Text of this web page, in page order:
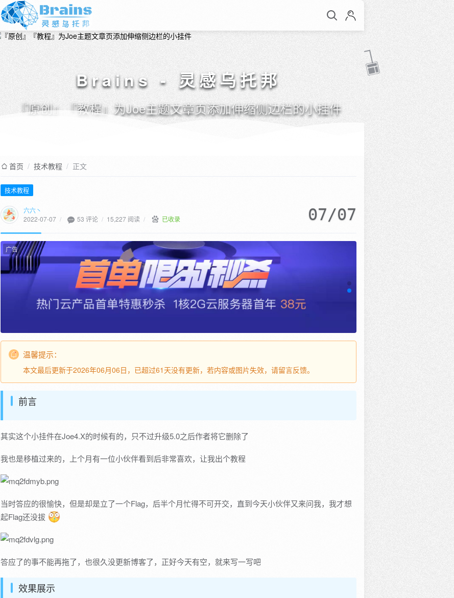
Brains - 灵感乌托邦
『原创』『教程』为Joe主题文章页添加伸缩侧边栏的小挂件
首页 / 技术教程 / 正文
技术教程
六六丶
2022-07-07 / 53 评论 / 15,227 阅读 / 已收录 07/07
广告
温馨提示：
本文最后更新于2026年06月06日，已超过61天没有更新，若内容或图片失效，请留言反馈。
前言
其实这个小挂件在Joe4.X的时候有的，只不过升级5.0之后作者将它删除了
我也是移植过来的，上个月有一位小伙伴看到后非常喜欢，让我出个教程
当时答应的很愉快，但是却是立了一个Flag，后半个月忙得不可开交，直到今天小伙伴又来问我，我才想
起Flag还没拔
答应了的事不能再拖了，也很久没更新博客了，正好今天有空，就来写一写吧
效果展示